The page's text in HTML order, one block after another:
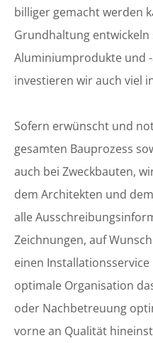
billiger gemacht werden
Grundhaltung
Aluminiumprodukte und
investieren wir auch viel
Sofern erwünscht und
gesamten Bauprozess
auch bei Zweckbauten,
dem Architekten und
alle
Zeichnungen, auf
einen
optimale Organisation
oder Nachbetreuung
vorne an Qualität